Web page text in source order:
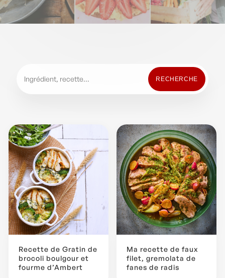
Recette de Gratin de
brocoli boulgour et
fourme d’Ambert
Ma recette de faux
filet, gremolata de
fanes de radis